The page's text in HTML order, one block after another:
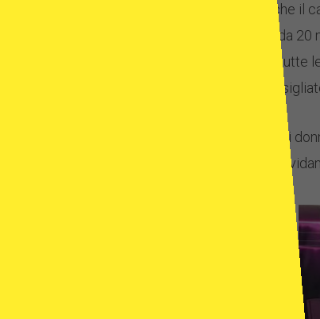
pazienti in modo che il
unità è composta da
Vengono valutate tutte
tecniche sono
Dal numero totale di
casi e il tasso di